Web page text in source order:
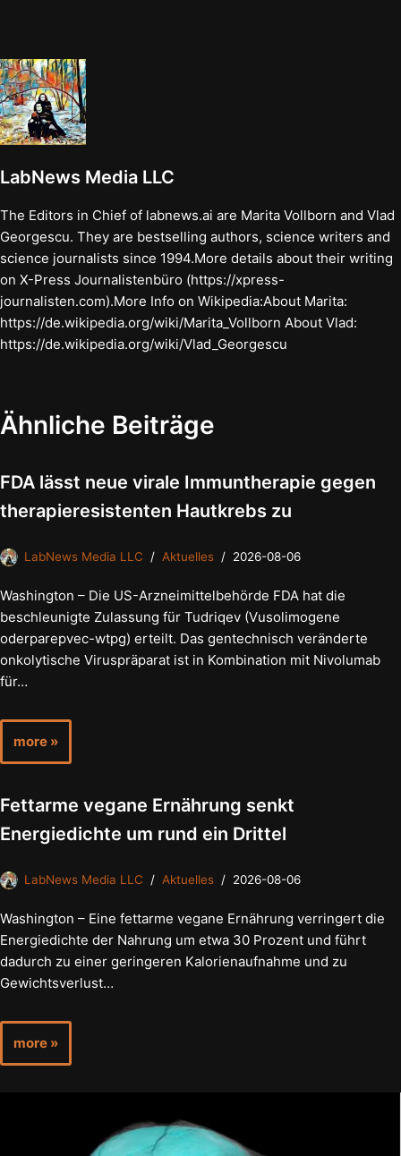
LabNews Media LLC
The Editors in Chief of labnews.ai are Marita Vollborn and Vlad
Georgescu. They are bestselling authors, science writers and
science journalists since 1994.More details about their writing
on X-Press Journalistenbüro (https://xpress-
journalisten.com).More Info on Wikipedia:About Marita:
https://de.wikipedia.org/wiki/Marita_Vollborn About Vlad:
https://de.wikipedia.org/wiki/Vlad_Georgescu
Ähnliche Beiträge
FDA lässt neue virale Immuntherapie gegen
therapieresistenten Hautkrebs zu
LabNews Media LLC Aktuelles 2026-08-06
Washington – Die US-Arzneimittelbehörde FDA hat die
beschleunigte Zulassung für Tudriqev (Vusolimogene
oderparepvec-wtpg) erteilt. Das gentechnisch veränderte
onkolytische Viruspräparat ist in Kombination mit Nivolumab
für…
more »
Fettarme vegane Ernährung senkt
Energiedichte um rund ein Drittel
LabNews Media LLC Aktuelles 2026-08-06
Washington – Eine fettarme vegane Ernährung verringert die
Energiedichte der Nahrung um etwa 30 Prozent und führt
dadurch zu einer geringeren Kalorienaufnahme und zu
Gewichtsverlust…
more »